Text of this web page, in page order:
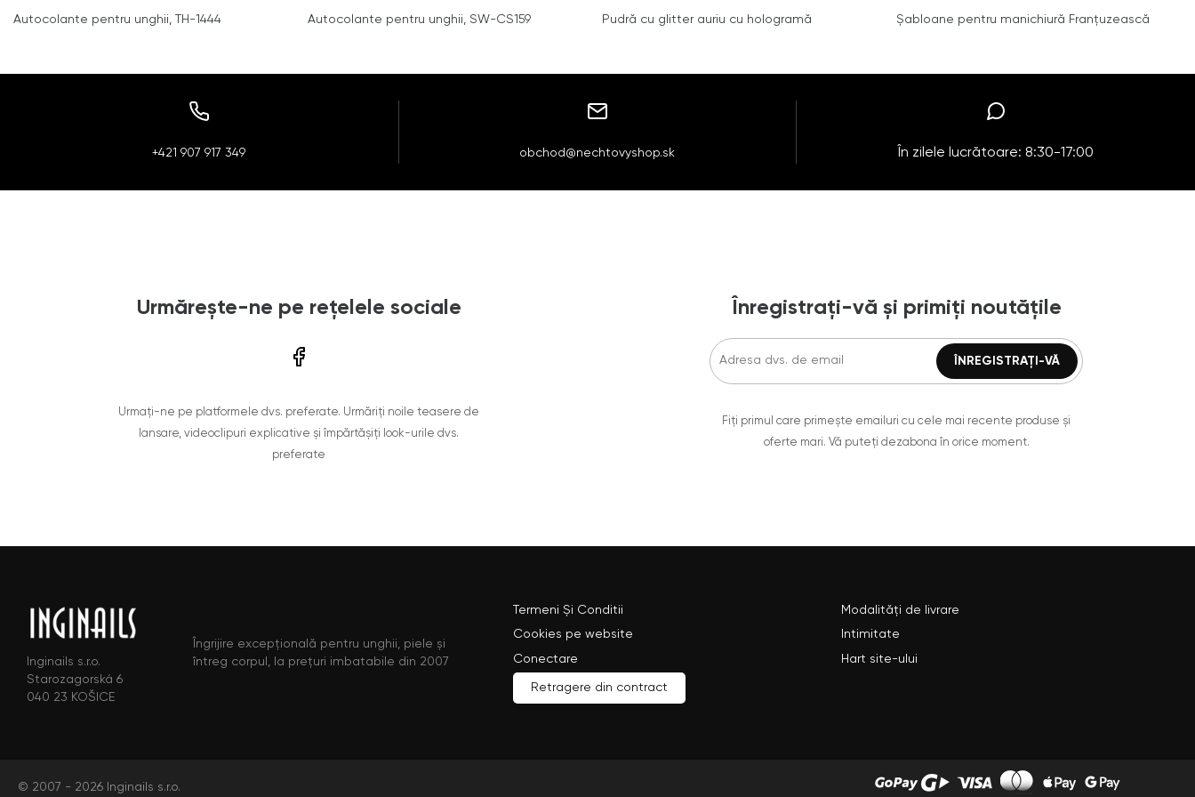
Autocolante pentru unghii, TH-1444 Autocolante pentru unghii, SW-CS159 Pudră cu glitter auriu cu hologramă Șabloane pentru manichiură Franțuzească
+421 907 917 349 obchod@nechtovyshop.sk În zilele lucrătoare: 8:30-17:00
Urmărește-ne pe rețelele sociale
Urmați-ne pe platformele dvs. preferate. Urmăriți noile teasere de
lansare, videoclipuri explicative și împărtășiți look-urile dvs.
preferate
Înregistrați-vă și primiți noutățile
Fiți primul care primește emailuri cu cele mai recente produse și
oferte mari. Vă puteți dezabona în orice moment.
Inginails s.r.o.
Starozagorská 6
040 23 KOŠICE
Îngrijire excepțională pentru unghii, piele și
întreg corpul, la prețuri imbatabile din 2007
Termeni Și Conditii
Modalități de livrare
Cookies pe website
Intimitate
Conectare
Hart site-ului
Retragere din contract
© 2007 - 2026 Inginails s.r.o.